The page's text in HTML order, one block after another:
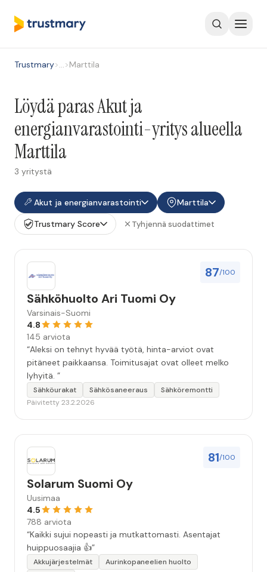
Trustmary>…>Marttila
Löydä paras Akut ja
energianvarastointi-yritys alueella
Marttila
3 yritystä
Akut ja energianvarastointi
Marttila
Trustmary Score
Tyhjennä suodattimet
87/100
Sähköhuolto Ari Tuomi Oy
Varsinais-Suomi
4.8
145 arviota
“Aleksi on tehnyt hyvää työtä, hinta-arviot ovat
pitäneet paikkaansa. Toimitusajat ovat olleet melko
lyhyitä. ”
Sähköurakat Sähkösaneeraus
Sähköremontti
Päivitetty 23.2.2026
81/100
Solarum Suomi Oy
Uusimaa
4.5
788 arviota
“Kaikki sujui nopeasti ja mutkattomasti. Asentajat
huippuosaajia 👍”
Akkujärjestelmät
Aurinkopaneelien huolto